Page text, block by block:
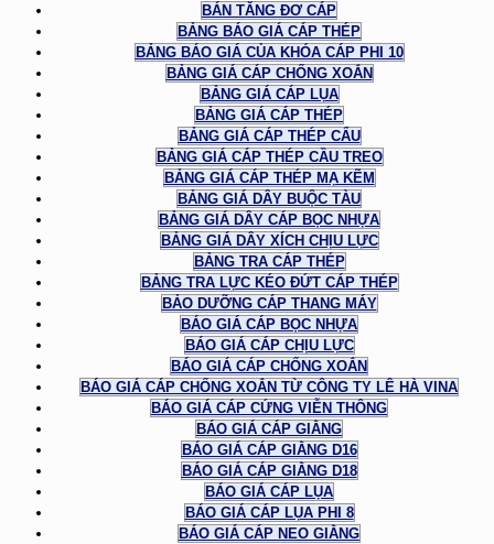
BÁN TĂNG ĐƠ CÁP
BẢNG BÁO GIÁ CÁP THÉP
BẢNG BÁO GIÁ CỦA KHÓA CÁP PHI 10
BẢNG GIÁ CÁP CHỐNG XOẮN
BẢNG GIÁ CÁP LỤA
BẢNG GIÁ CÁP THÉP
BẢNG GIÁ CÁP THÉP CẨU
BẢNG GIÁ CÁP THÉP CẦU TREO
BẢNG GIÁ CÁP THÉP MẠ KẼM
BẢNG GIÁ DÂY BUỘC TÀU
BẢNG GIÁ DÂY CÁP BỌC NHỰA
BẢNG GIÁ DÂY XÍCH CHỊU LỰC
BẢNG TRA CÁP THÉP
BẢNG TRA LỰC KÉO ĐỨT CÁP THÉP
BẢO DƯỠNG CÁP THANG MÁY
BÁO GIÁ CÁP BỌC NHỰA
BÁO GIÁ CÁP CHỊU LỰC
BÁO GIÁ CÁP CHỐNG XOẮN
BÁO GIÁ CÁP CHỐNG XOẮN TỪ CÔNG TY LÊ HÀ VINA
BÁO GIÁ CÁP CỨNG VIỄN THÔNG
BÁO GIÁ CÁP GIẰNG
BÁO GIÁ CÁP GIẰNG D16
BÁO GIÁ CÁP GIẰNG D18
BÁO GIÁ CÁP LỤA
BÁO GIÁ CÁP LỤA PHI 8
BÁO GIÁ CÁP NEO GIẰNG